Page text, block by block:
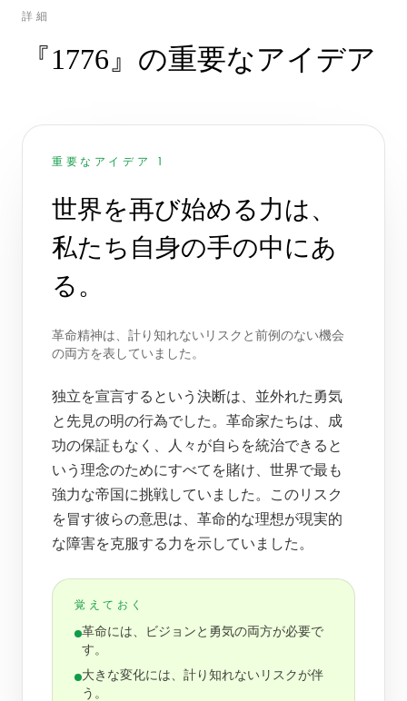
詳細
『1776』の重要なアイデア
重要なアイデア 1
世界を再び始める力は、
私たち自身の手の中にあ
る。
革命精神は、計り知れないリスクと前例のない機会
の両方を表していました。
独立を宣言するという決断は、並外れた勇気
と先見の明の行為でした。革命家たちは、成
功の保証もなく、人々が自らを統治できると
いう理念のためにすべてを賭け、世界で最も
強力な帝国に挑戦していました。このリスク
を冒す彼らの意思は、革命的な理想が現実的
な障害を克服する力を示していました。
覚えておく
革命には、ビジョンと勇気の両方が必要で
す。
大きな変化には、計り知れないリスクが伴
う。